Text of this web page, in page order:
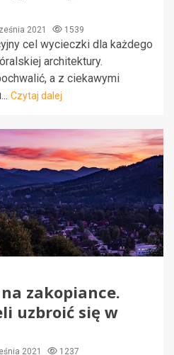
2021 1539
cel wycieczki dla każdego
architektury.
a z ciekawymi
Czytaj dalej
zakopiance.
uzbroić się w
2021 1237